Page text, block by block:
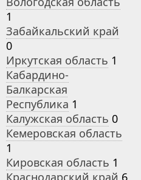
1
Забайкальский край
0
Иркутская область 1
Кабардино-
Балкарская
Республика 1
Калужская область 0
Кемеровская область
1
Кировская область 1
Краснодарский край 6